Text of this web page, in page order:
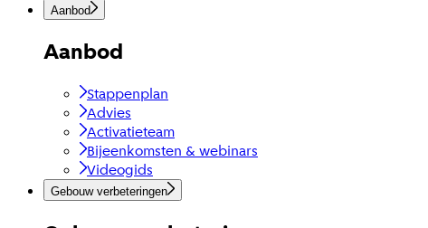
Aanbod
Aanbod
Stappenplan
Advies
Activatieteam
Bijeenkomsten & webinars
Videogids
Gebouw verbeteringen